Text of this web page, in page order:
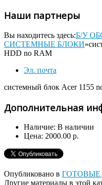
Наши партнеры
Вы находитесь здесь:Б/У
СИСТЕМНЫЕ БЛОКИ»
HDD no RAM
Эл. почта
системный блок Acer 1155
Дополнительная
Наличие: В наличии
Цена: 2000.00 р.
Опубликовано в
Другие материалы в этой